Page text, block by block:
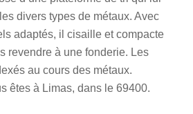
divers types de métaux. Avec
adaptés, il cisaille et compacte
revendre à une fonderie. Les
au cours des métaux.
êtes à Limas, dans le 69400.